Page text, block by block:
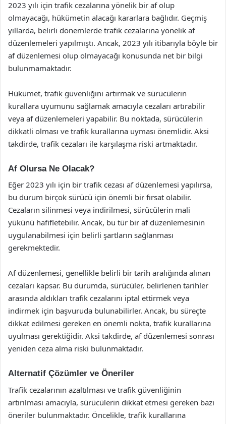
2023 yılı için trafik cezalarına yönelik bir af olup
olmayacağı, hükümetin alacağı kararlara bağlıdır. Geçmiş
yıllarda, belirli dönemlerde trafik cezalarına yönelik af
düzenlemeleri yapılmıştı. Ancak, 2023 yılı itibarıyla böyle bir
af düzenlemesi olup olmayacağı konusunda net bir bilgi
bulunmamaktadır.
Hükümet, trafik güvenliğini artırmak ve sürücülerin
kurallara uyumunu sağlamak amacıyla cezaları artırabilir
veya af düzenlemeleri yapabilir. Bu noktada, sürücülerin
dikkatli olması ve trafik kurallarına uyması önemlidir. Aksi
takdirde, trafik cezaları ile karşılaşma riski artmaktadır.
Af Olursa Ne Olacak?
Eğer 2023 yılı için bir trafik cezası af düzenlemesi yapılırsa,
bu durum birçok sürücü için önemli bir fırsat olabilir.
Cezaların silinmesi veya indirilmesi, sürücülerin mali
yükünü hafifletebilir. Ancak, bu tür bir af düzenlemesinin
uygulanabilmesi için belirli şartların sağlanması
gerekmektedir.
Af düzenlemesi, genellikle belirli bir tarih aralığında alınan
cezaları kapsar. Bu durumda, sürücüler, belirlenen tarihler
arasında aldıkları trafik cezalarını iptal ettirmek veya
indirmek için başvuruda bulunabilirler. Ancak, bu süreçte
dikkat edilmesi gereken en önemli nokta, trafik kurallarına
uyulması gerektiğidir. Aksi takdirde, af düzenlemesi sonrası
yeniden ceza alma riski bulunmaktadır.
Alternatif Çözümler ve Öneriler
Trafik cezalarının azaltılması ve trafik güvenliğinin
artırılması amacıyla, sürücülerin dikkat etmesi gereken bazı
öneriler bulunmaktadır. Öncelikle, trafik kurallarına